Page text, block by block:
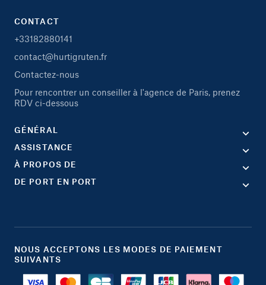
CONTACT
+33182880141
contact@hurtigruten.fr
Contactez-nous
Pour rencontrer un conseiller à l'agence de Paris, prenez
RDV ci-dessous
GÉNÉRAL
ASSISTANCE
À PROPOS DE
DE PORT EN PORT
NOUS ACCEPTONS LES MODES DE PAIEMENT
SUIVANTS